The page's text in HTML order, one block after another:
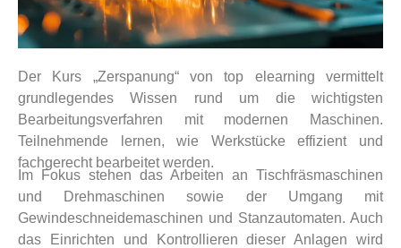
Der Kurs „Zerspanung“ von top elearning vermittelt
grundlegendes Wissen rund um die wichtigsten
Bearbeitungsverfahren mit modernen Maschinen.
Teilnehmende lernen, wie Werkstücke effizient und
fachgerecht bearbeitet werden.
Im Fokus stehen das Arbeiten an Tischfräsmaschinen
und Drehmaschinen sowie der Umgang mit
Gewindeschneidemaschinen und Stanzautomaten. Auch
das Einrichten und Kontrollieren dieser Anlagen wird